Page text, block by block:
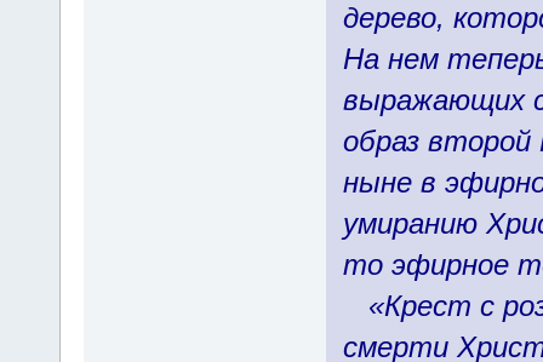
дерево,
На нем
выражающих
образ
ныне в
умиранию
то эфирное
«Крест с
смерти